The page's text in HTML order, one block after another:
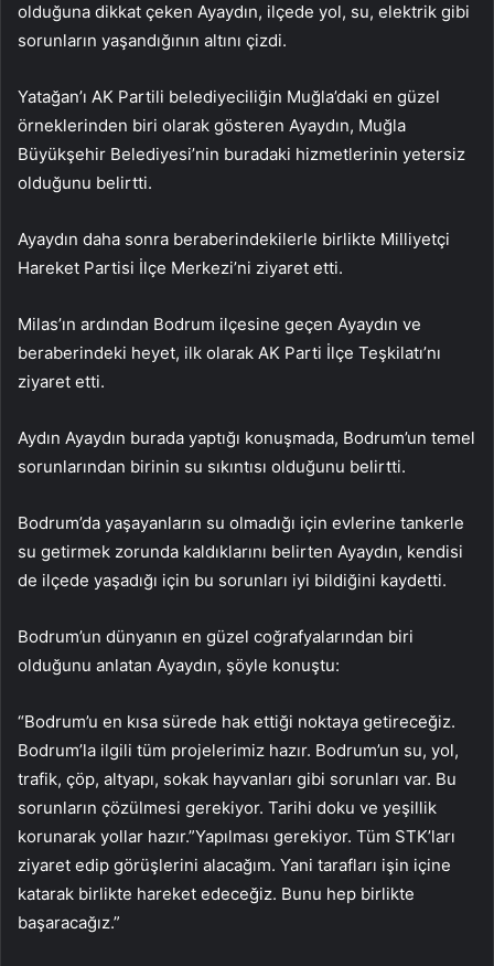
olduğuna dikkat çeken Ayaydın, ilçede yol, su, elektrik gibi
sorunların yaşandığının altını çizdi.
Yatağan’ı AK Partili belediyeciliğin Muğla’daki en güzel
örneklerinden biri olarak gösteren Ayaydın, Muğla
Büyükşehir Belediyesi’nin buradaki hizmetlerinin yetersiz
olduğunu belirtti.
Ayaydın daha sonra beraberindekilerle birlikte Milliyetçi
Hareket Partisi İlçe Merkezi’ni ziyaret etti.
Milas’ın ardından Bodrum ilçesine geçen Ayaydın ve
beraberindeki heyet, ilk olarak AK Parti İlçe Teşkilatı’nı
ziyaret etti.
Aydın Ayaydın burada yaptığı konuşmada, Bodrum’un temel
sorunlarından birinin su sıkıntısı olduğunu belirtti.
Bodrum’da yaşayanların su olmadığı için evlerine tankerle
su getirmek zorunda kaldıklarını belirten Ayaydın, kendisi
de ilçede yaşadığı için bu sorunları iyi bildiğini kaydetti.
Bodrum’un dünyanın en güzel coğrafyalarından biri
olduğunu anlatan Ayaydın, şöyle konuştu:
“Bodrum’u en kısa sürede hak ettiği noktaya getireceğiz.
Bodrum’la ilgili tüm projelerimiz hazır. Bodrum’un su, yol,
trafik, çöp, altyapı, sokak hayvanları gibi sorunları var. Bu
sorunların çözülmesi gerekiyor. Tarihi doku ve yeşillik
korunarak yollar hazır.”Yapılması gerekiyor. Tüm STK’ları
ziyaret edip görüşlerini alacağım. Yani tarafları işin içine
katarak birlikte hareket edeceğiz. Bunu hep birlikte
başaracağız.”